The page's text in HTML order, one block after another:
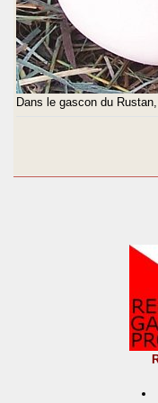
Dans le gascon du